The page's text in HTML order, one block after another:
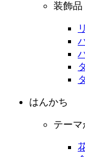
装飾品
はんかち
テーマ